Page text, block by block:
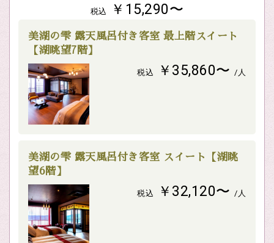
税込 ￥15,290〜
美湖の雫 露天風呂付き客室 最上階スイート
【湖眺望7階】
税込 ￥35,860〜 /人
美湖の雫 露天風呂付き客室 スイート【湖眺
望6階】
税込 ￥32,120〜 /人